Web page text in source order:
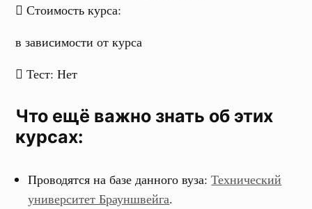
Стоимость курса:
в зависимости от курса
Тест: Нет
Что ещё важно знать об этих
курсах:
Проводятся на базе данного вуза:Технический
университет Брауншвейга.